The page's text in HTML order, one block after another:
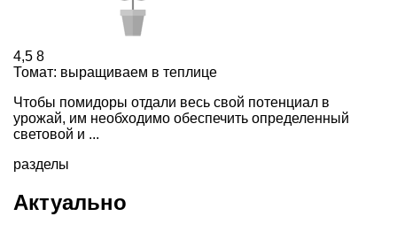
4,5 8
Томат: выращиваем в теплице
Чтобы помидоры отдали весь свой потенциал в
урожай, им необходимо обеспечить определенный
световой и ...
разделы
Актуально